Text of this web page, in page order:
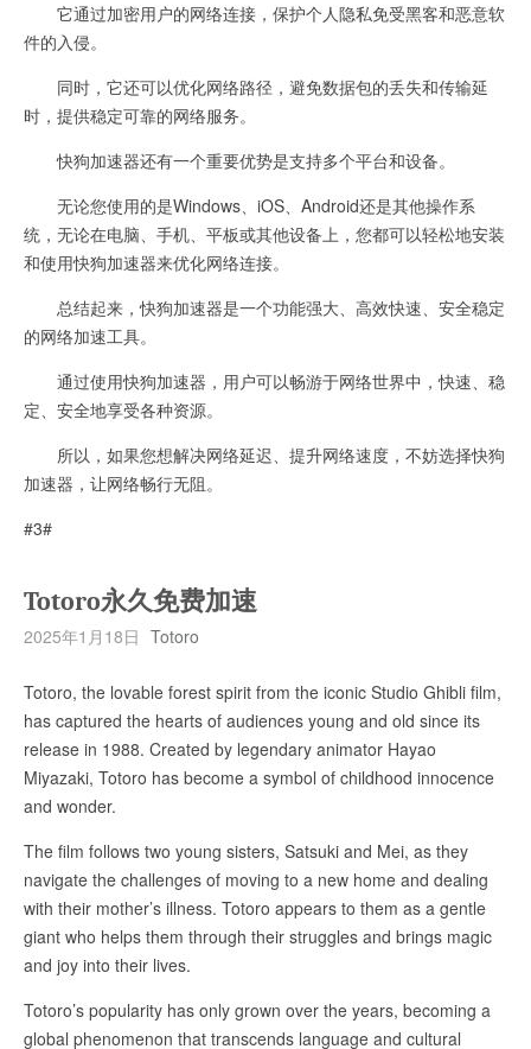
它通过加密用户的网络连接，保护个人隐私免受黑客和恶意软
件的入侵。
同时，它还可以优化网络路径，避免数据包的丢失和传输延
时，提供稳定可靠的网络服务。
快狗加速器还有一个重要优势是支持多个平台和设备。
无论您使用的是Windows、iOS、Android还是其他操作系
统，无论在电脑、手机、平板或其他设备上，您都可以轻松地安装
和使用快狗加速器来优化网络连接。
总结起来，快狗加速器是一个功能强大、高效快速、安全稳定
的网络加速工具。
通过使用快狗加速器，用户可以畅游于网络世界中，快速、稳
定、安全地享受各种资源。
所以，如果您想解决网络延迟、提升网络速度，不妨选择快狗
加速器，让网络畅行无阻。
#3#
Totoro永久免费加速
2025年1月18日 Totoro
Totoro, the lovable forest spirit from the iconic Studio Ghibli film,
has captured the hearts of audiences young and old since its
release in 1988. Created by legendary animator Hayao
Miyazaki, Totoro has become a symbol of childhood innocence
and wonder.
The film follows two young sisters, Satsuki and Mei, as they
navigate the challenges of moving to a new home and dealing
with their mother’s illness. Totoro appears to them as a gentle
giant who helps them through their struggles and brings magic
and joy into their lives.
Totoro’s popularity has only grown over the years, becoming a
global phenomenon that transcends language and cultural